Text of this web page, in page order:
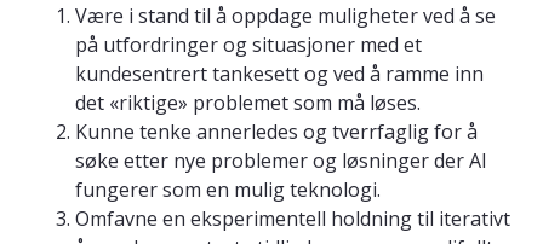
Være i stand til å oppdage muligheter ved å se
på utfordringer og situasjoner med et
kundesentrert tankesett og ved å ramme inn
det «riktige» problemet som må løses.
Kunne tenke annerledes og tverrfaglig for å
søke etter nye problemer og løsninger der AI
fungerer som en mulig teknologi.
Omfavne en eksperimentell holdning til iterativt